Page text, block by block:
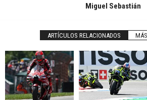
Miguel Sebastián
ARTÍCULOS RELACIONADOS